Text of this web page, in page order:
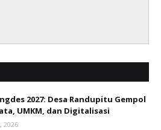
2027: Desa Randupitu Gempol
UMKM, dan Digitalisasi
2026